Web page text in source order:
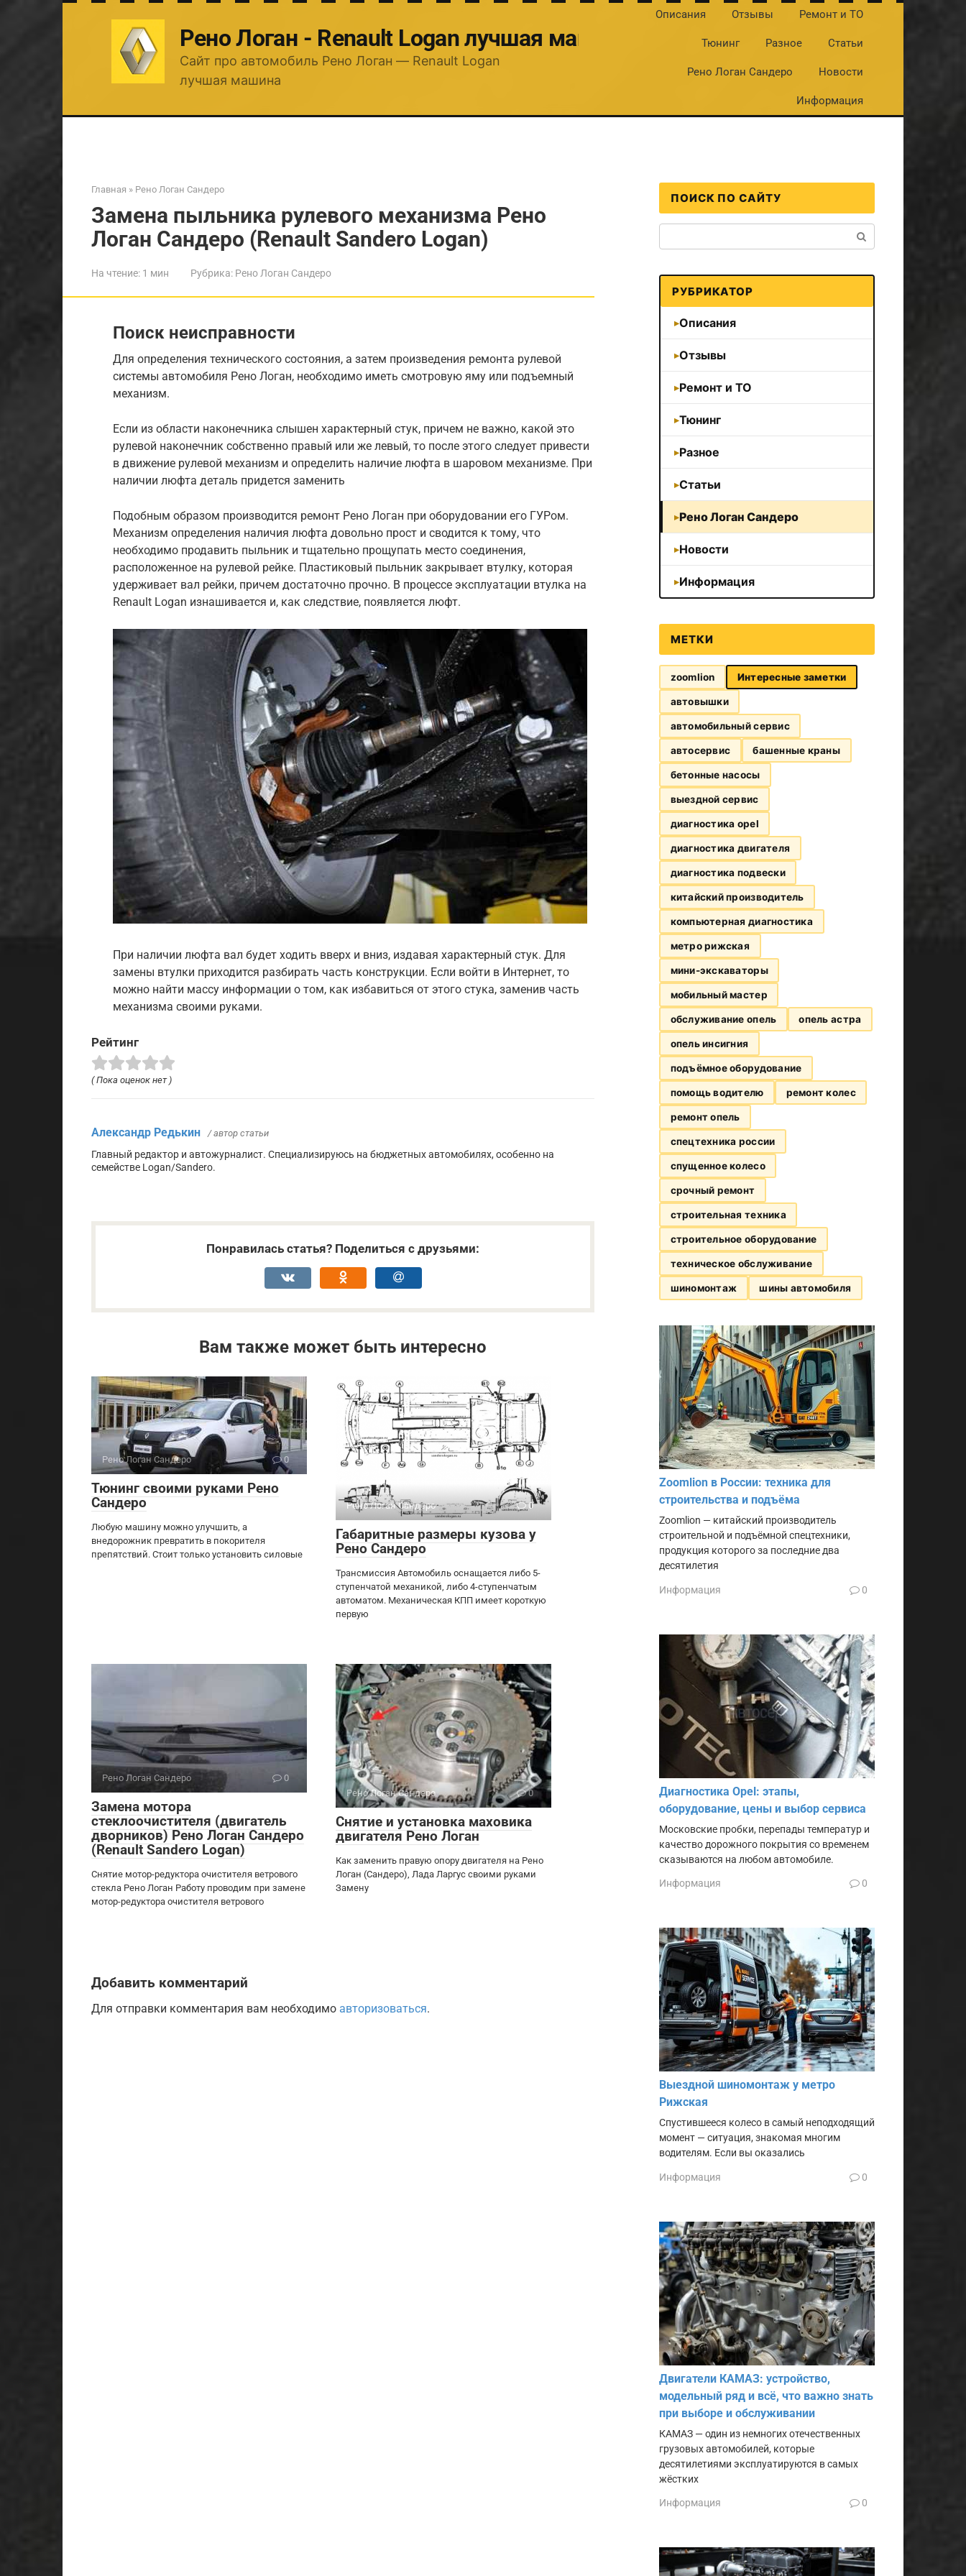
Рено Логан - Renault Logan лучшая машина
Сайт про автомобиль Рено Логан — Renault Logan
лучшая машина
Описания Отзывы Ремонт и ТО
Тюнинг Разное Статьи
Рено Логан Сандеро Новости
Информация
Главная » Рено Логан Сандеро
Замена пыльника рулевого механизма Рено
Логан Сандеро (Renault Sandero Logan)
На чтение: 1 мин Рубрика: Рено Логан Сандеро
Поиск неисправности
Для определения технического состояния, а затем произведения ремонта рулевой
системы автомобиля Рено Логан, необходимо иметь смотровую яму или подъемный
механизм.
Если из области наконечника слышен характерный стук, причем не важно, какой это
рулевой наконечник собственно правый или же левый, то после этого следует привести
в движение рулевой механизм и определить наличие люфта в шаровом механизме. При
наличии люфта деталь придется заменить
Подобным образом производится ремонт Рено Логан при оборудовании его ГУРом.
Механизм определения наличия люфта довольно прост и сводится к тому, что
необходимо продавить пыльник и тщательно прощупать место соединения,
расположенное на рулевой рейке. Пластиковый пыльник закрывает втулку, которая
удерживает вал рейки, причем достаточно прочно. В процессе эксплуатации втулка на
Renault Logan изнашивается и, как следствие, появляется люфт.
При наличии люфта вал будет ходить вверх и вниз, издавая характерный стук. Для
замены втулки приходится разбирать часть конструкции. Если войти в Интернет, то
можно найти массу информации о том, как избавиться от этого стука, заменив часть
механизма своими руками.
Рейтинг
( Пока оценок нет )
Александр Редькин / автор статьи
Главный редактор и автожурналист. Специализируюсь на бюджетных автомобилях, особенно на
семействе Logan/Sandero.
Понравилась статья? Поделиться с друзьями:
Вам также может быть интересно
Рено Логан Сандеро 0
Тюнинг своими руками Рено
Сандеро
Любую машину можно улучшить, а
внедорожник превратить в покорителя
препятствий. Стоит только установить силовые
Рено Логан Сандеро 0
Габаритные размеры кузова у
Рено Сандеро
Трансмиссия Автомобиль оснащается либо 5-
ступенчатой механикой, либо 4-ступенчатым
автоматом. Механическая КПП имеет короткую
первую
Рено Логан Сандеро 0
Замена мотора
стеклоочистителя (двигатель
дворников) Рено Логан Сандеро
(Renault Sandero Logan)
Снятие мотор-редуктора очистителя ветрового
стекла Рено Логан Работу проводим при замене
мотор-редуктора очистителя ветрового
Рено Логан Сандеро 0
Снятие и установка маховика
двигателя Рено Логан
Как заменить правую опору двигателя на Рено
Логан (Сандеро), Лада Ларгус своими руками
Замену
Добавить комментарий
Для отправки комментария вам необходимо авторизоваться.
ПОИСК ПО САЙТУ
РУБРИКАТОР
Описания
Отзывы
Ремонт и ТО
Тюнинг
Разное
Статьи
Рено Логан Сандеро
Новости
Информация
МЕТКИ
zoomlion Интересные заметки
автовышки
автомобильный сервис
автосервис башенные краны
бетонные насосы
выездной сервис
диагностика opel
диагностика двигателя
диагностика подвески
китайский производитель
компьютерная диагностика
метро рижская
мини-экскаваторы
мобильный мастер
обслуживание опель опель астра
опель инсигния
подъёмное оборудование
помощь водителю ремонт колес
ремонт опель
спецтехника россии
спущенное колесо
срочный ремонт
строительная техника
строительное оборудование
техническое обслуживание
шиномонтаж шины автомобиля
Zoomlion в России: техника для
строительства и подъёма
Zoomlion — китайский производитель
строительной и подъёмной спецтехники,
продукция которого за последние два
десятилетия
Информация 0
Диагностика Opel: этапы,
оборудование, цены и выбор сервиса
Московские пробки, перепады температур и
качество дорожного покрытия со временем
сказываются на любом автомобиле.
Информация 0
Выездной шиномонтаж у метро
Рижская
Спустившееся колесо в самый неподходящий
момент — ситуация, знакомая многим
водителям. Если вы оказались
Информация 0
Двигатели КАМАЗ: устройство,
модельный ряд и всё, что важно знать
при выборе и обслуживании
КАМАЗ — один из немногих отечественных
грузовых автомобилей, которые
десятилетиями эксплуатируются в самых
жёстких
Информация 0